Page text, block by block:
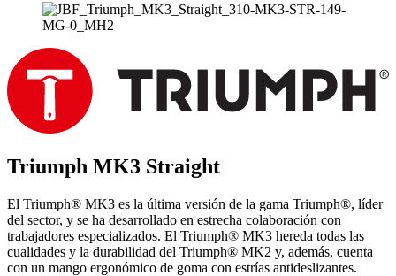
Triumph MK3 Straight
El Triumph® MK3 es la última versión de la gama Triumph®, líder
del sector, y se ha desarrollado en estrecha colaboración con
trabajadores especializados. El Triumph® MK3 hereda todas las
cualidades y la durabilidad del Triumph® MK2 y, además, cuenta
con un mango ergonómico de goma con estrías antideslizantes.